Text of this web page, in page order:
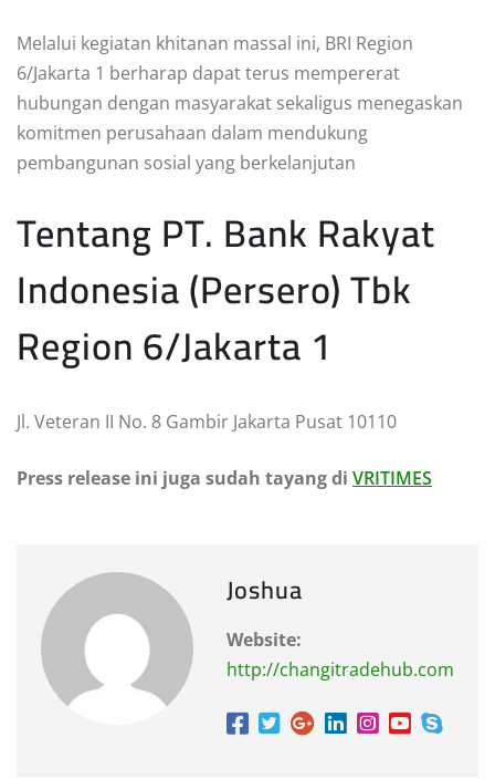
Melalui kegiatan khitanan massal ini, BRI Region
6/Jakarta 1 berharap dapat terus mempererat
hubungan dengan masyarakat sekaligus menegaskan
komitmen perusahaan dalam mendukung
pembangunan sosial yang berkelanjutan
Tentang PT. Bank Rakyat
Indonesia (Persero) Tbk
Region 6/Jakarta 1
Jl. Veteran II No. 8 Gambir Jakarta Pusat 10110
Press release ini juga sudah tayang di VRITIMES
Joshua
Website:
http://changitradehub.com